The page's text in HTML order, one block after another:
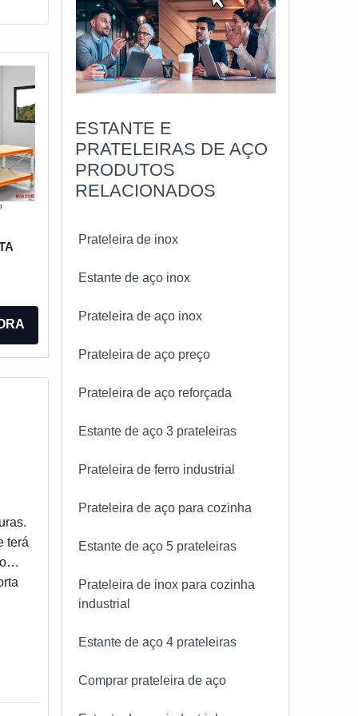
e
terá
ESTANTE E
PRATELEIRAS DE AÇO
PRODUTOS
RELACIONADOS
Prateleira de inox
Estante de aço inox
Prateleira de aço inox
Prateleira de aço preço
Prateleira de aço reforçada
Estante de aço 3 prateleiras
Prateleira de ferro industrial
Prateleira de aço para cozinha
Estante de aço 5 prateleiras
Prateleira de inox para cozinha
industrial
Estante de aço 4 prateleiras
Comprar prateleira de aço